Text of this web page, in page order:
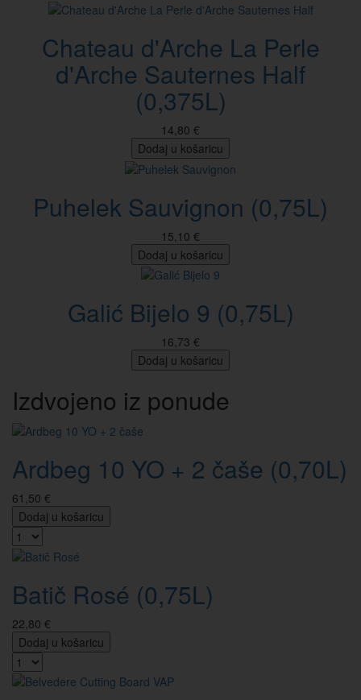
Chateau d'Arche La Perle
d'Arche Sauternes Half
(0,375L)
14,80 €
Dodaj u košaricu
Puhelek Sauvignon (0,75L)
15,10 €
Dodaj u košaricu
Galić Bijelo 9 (0,75L)
16,73 €
Dodaj u košaricu
Izdvojeno iz ponude
Ardbeg 10 YO + 2 čaše (0,70L)
61,50 €
Dodaj u košaricu
Batič Rosé (0,75L)
22,80 €
Dodaj u košaricu